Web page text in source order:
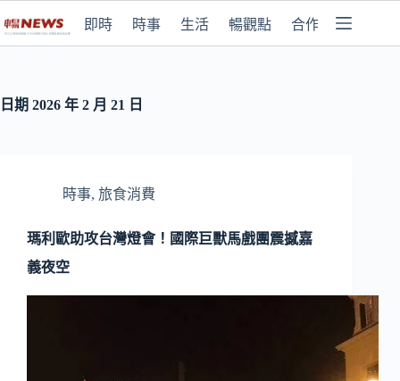
即時 時事 生活 暢觀點 合作媒體
日期 2026 年 2 月 21 日
時事, 旅食消費
瑪利歐助攻台灣燈會！國際巨獸馬戲團震撼嘉
義夜空